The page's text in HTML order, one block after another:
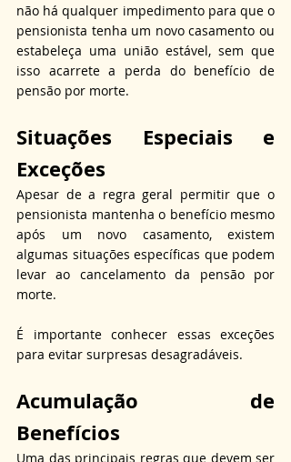
não há qualquer impedimento para que o
pensionista tenha um novo casamento ou
estabeleça uma união estável, sem que
isso acarrete a perda do benefício de
pensão por morte.
Situações Especiais e
Exceções
Apesar de a regra geral permitir que o
pensionista mantenha o benefício mesmo
após um novo casamento, existem
algumas situações específicas que podem
levar ao cancelamento da pensão por
morte.
É importante conhecer essas exceções
para evitar surpresas desagradáveis.
Acumulação de
Benefícios
Uma das principais regras que devem ser